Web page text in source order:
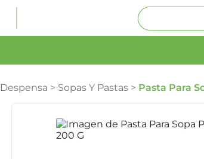
Despensa > Sopas Y Pastas > Pasta Para